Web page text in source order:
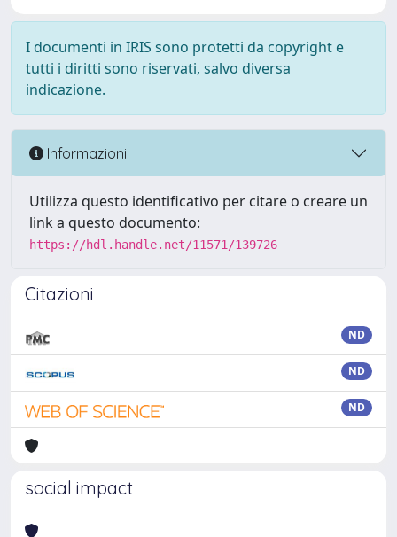
I documenti in IRIS sono protetti da copyright e
tutti i diritti sono riservati, salvo diversa
indicazione.
Informazioni
Utilizza questo identificativo per citare o creare un
link a questo documento:
https://hdl.handle.net/11571/139726
Citazioni
ND
ND
ND
social impact